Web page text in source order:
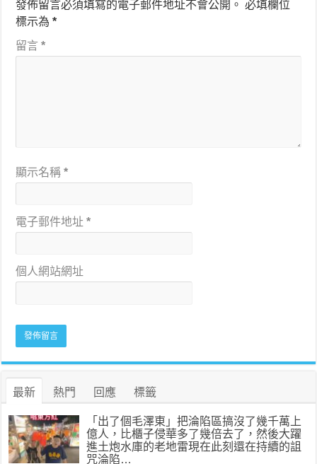
發佈留言必須填寫的電子郵件地址不會公開。 必填欄位
標示為*
留言*
顯示名稱*
電子郵件地址*
個人網站網址
最新 熱門 回應 標籤
「出了個毛澤東」把淪陷區搞沒了幾千萬上
億人，比櫃子侵華多了幾倍去了，然後大躍
進土炮水庫的老地雷現在此刻還在持續的詛
咒淪陷…